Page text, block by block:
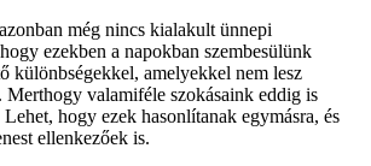
még nincs kialakult ünnepi
ezekben a napokban szembesülünk
különbségekkel, amelyekkel nem lesz
valamiféle szokásaink eddig is
hogy ezek hasonlítanak egymásra, és
ellenkezőek is.